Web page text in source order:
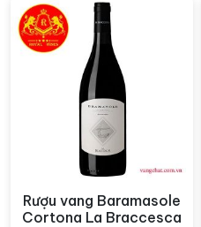
Xem nhanh
Rượu vang Baramasole
Cortona La Braccesca